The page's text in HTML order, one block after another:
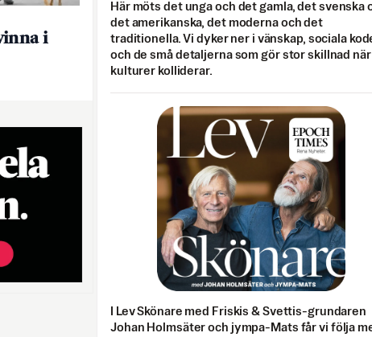
i
Här möts det unga och det gamla, det svenska
det amerikanska, det moderna och det
traditionella. Vi dyker ner i vänskap, sociala
och de små detaljerna som gör stor skillnad när
kulturer kolliderar.
I Lev Skönare med Friskis & Svettis-grundaren
Johan Holmsäter och jympa-Mats får vi följa